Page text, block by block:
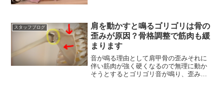
スタッフブログ
肩を動かすと鳴るゴリゴリは骨の
歪みが原因？骨格調整で筋肉も緩
まります
音が鳴る理由として肩甲骨の歪みそれに
伴い筋肉が強く硬くなるので無理に動か
そうとするとゴリゴリ音が鳴り、歪みが